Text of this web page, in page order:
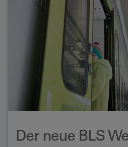
Der neue BLS